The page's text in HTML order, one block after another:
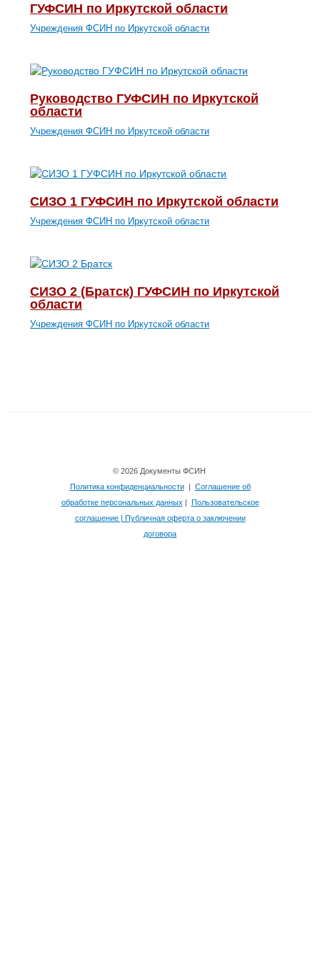
ГУФСИН по Иркутской области
Учреждения ФСИН по Иркутской области
Руководство ГУФСИН по Иркутской
области
Учреждения ФСИН по Иркутской области
СИЗО 1 ГУФСИН по Иркутской области
Учреждения ФСИН по Иркутской области
СИЗО 2 (Братск) ГУФСИН по Иркутской
области
Учреждения ФСИН по Иркутской области
© 2026 Документы ФСИН
Политика конфиденциальности| Соглашение об
обработке персональных данных | Пользовательское
соглашение | Публичная оферта о заключении
договора